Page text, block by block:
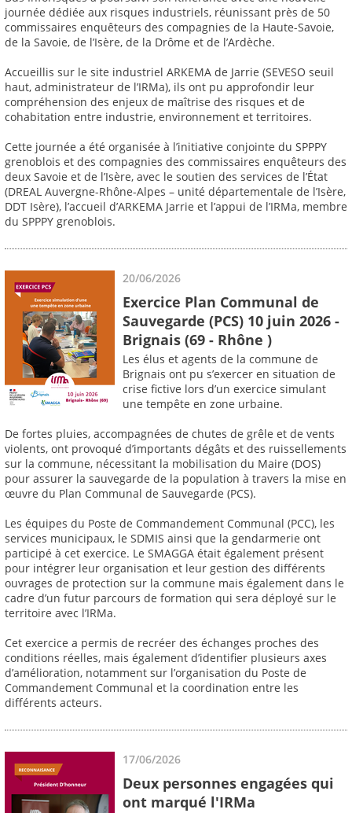
journée dédiée aux risques industriels, réunissant près de 50
commissaires enquêteurs des compagnies de la Haute-Savoie,
de la Savoie, de l’Isère, de la Drôme et de l’Ardèche.
Accueillis sur le site industriel ARKEMA de Jarrie (SEVESO seuil
haut, administrateur de l’IRMa), ils ont pu approfondir leur
compréhension des enjeux de maîtrise des risques et de
cohabitation entre industrie, environnement et territoires.
Cette journée a été organisée à l’initiative conjointe du SPPPY
grenoblois et des compagnies des commissaires enquêteurs des
deux Savoie et de l’Isère, avec le soutien des services de l’État
(DREAL Auvergne-Rhône-Alpes – unité départementale de l’Isère,
DDT Isère), l’accueil d’ARKEMA Jarrie et l’appui de l’IRMa, membre
du SPPPY grenoblois.
20/06/2026
Exercice Plan Communal de
Sauvegarde (PCS) 10 juin 2026 -
Brignais (69 - Rhône )
Les élus et agents de la commune de
Brignais ont pu s’exercer en situation de
crise fictive lors d’un exercice simulant
une tempête en zone urbaine.
De fortes pluies, accompagnées de chutes de grêle et de vents
violents, ont provoqué d’importants dégâts et des ruissellements
sur la commune, nécessitant la mobilisation du Maire (DOS)
pour assurer la sauvegarde de la population à travers la mise en
œuvre du Plan Communal de Sauvegarde (PCS).
Les équipes du Poste de Commandement Communal (PCC), les
services municipaux, le SDMIS ainsi que la gendarmerie ont
participé à cet exercice. Le SMAGGA était également présent
pour intégrer leur organisation et leur gestion des différents
ouvrages de protection sur la commune mais également dans le
cadre d’un futur parcours de formation qui sera déployé sur le
territoire avec l’IRMa.
Cet exercice a permis de recréer des échanges proches des
conditions réelles, mais également d’identifier plusieurs axes
d’amélioration, notamment sur l’organisation du Poste de
Commandement Communal et la coordination entre les
différents acteurs.
17/06/2026
Deux personnes engagées qui
ont marqué l'IRMa